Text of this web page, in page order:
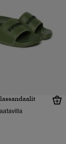
hinnasta